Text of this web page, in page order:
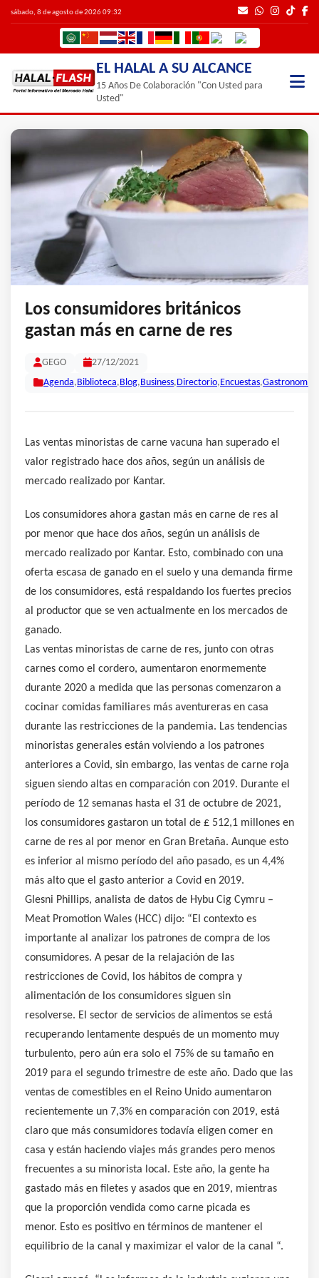
sábado, 8 de agosto de 2026 09:32
EL HALAL A SU ALCANCE
15 Años De Colaboración "Con Usted para
Usted"
Los consumidores británicos
gastan más en carne de res
GEGO 27/12/2021
Agenda, Biblioteca, Blog, Business, Directorio, Encuestas,Gastronomía
Las ventas minoristas de carne vacuna han superado el
valor registrado hace dos años, según un análisis de
mercado realizado por Kantar.
Los consumidores ahora gastan más en carne de res al
por menor que hace dos años, según un análisis de
mercado realizado por Kantar. Esto, combinado con una
oferta escasa de ganado en el suelo y una demanda firme
de los consumidores, está respaldando los fuertes precios
al productor que se ven actualmente en los mercados de
ganado.
Las ventas minoristas de carne de res, junto con otras
carnes como el cordero, aumentaron enormemente
durante 2020 a medida que las personas comenzaron a
cocinar comidas familiares más aventureras en casa
durante las restricciones de la pandemia. Las tendencias
minoristas generales están volviendo a los patrones
anteriores a Covid, sin embargo, las ventas de carne roja
siguen siendo altas en comparación con 2019. Durante el
período de 12 semanas hasta el 31 de octubre de 2021,
los consumidores gastaron un total de £ 512,1 millones en
carne de res al por menor en Gran Bretaña. Aunque esto
es inferior al mismo período del año pasado, es un 4,4%
más alto que el gasto anterior a Covid en 2019.
Glesni Phillips, analista de datos de Hybu Cig Cymru –
Meat Promotion Wales (HCC) dijo: “El contexto es
importante al analizar los patrones de compra de los
consumidores. A pesar de la relajación de las
restricciones de Covid, los hábitos de compra y
alimentación de los consumidores siguen sin
resolverse. El sector de servicios de alimentos se está
recuperando lentamente después de un momento muy
turbulento, pero aún era solo el 75% de su tamaño en
2019 para el segundo trimestre de este año. Dado que las
ventas de comestibles en el Reino Unido aumentaron
recientemente un 7,3% en comparación con 2019, está
claro que más consumidores todavía eligen comer en
casa y están haciendo viajes más grandes pero menos
frecuentes a su minorista local. Este año, la gente ha
gastado más en filetes y asados ​​que en 2019, mientras
que la proporción vendida como carne picada es
menor. Esto es positivo en términos de mantener el
equilibrio de la canal y maximizar el valor de la canal “.